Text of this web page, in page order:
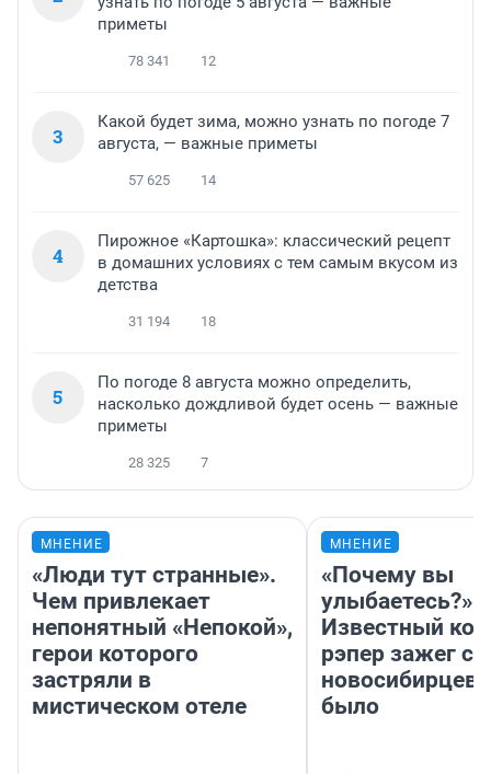
приметы
78 341 12
3
Какой будет зима, можно узнать по погоде 7
августа, — важные приметы
57 625 14
4
Пирожное «Картошка»: классический рецепт
в домашних условиях с тем самым вкусом из
детства
31 194 18
5
По погоде 8 августа можно определить,
насколько дождливой будет осень — важные
приметы
28 325 7
МНЕНИЕ
«Люди тут странные».
Чем привлекает
непонятный «Непокой»,
герои которого
застряли в
мистическом отеле
МНЕНИЕ
«Почему вы
улыбаетесь?»
Известный
рэпер зажег с
новосибирцев:
было